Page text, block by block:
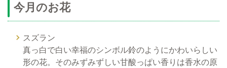
今月のお花
スズラン
真っ白で白い幸福のシンボル鈴のようにかわいらしい
形の花。そのみずみずしい甘酸っぱい香りは香水の原